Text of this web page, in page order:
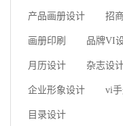
产品画册设计 招
画册印刷 品牌VI
月历设计 杂志设
企业形象设计 vi
目录设计